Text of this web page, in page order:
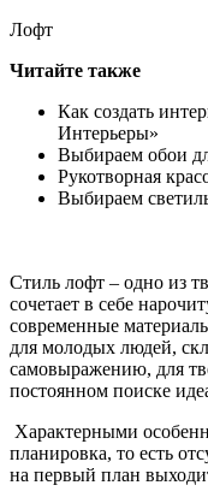
Лофт
Читайте также
Как создать
Интерьеры»
Выбираем обои
Рукотворная
Выбираем
Стиль лофт – одно из
сочетает в себе
современные
для молодых людей,
самовыражению, для
постоянном поиске
Характерными
планировка, то есть
на первый план